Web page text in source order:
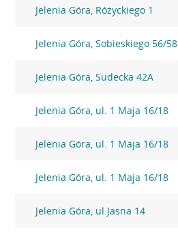
Jelenia Góra, Różyckiego 1
Jelenia Góra, Sobieskiego 56/58
Jelenia Góra, Sudecka 42A
Jelenia Góra, ul. 1 Maja 16/18
Jelenia Góra, ul. 1 Maja 16/18
Jelenia Góra, ul. 1 Maja 16/18
Jelenia Góra, ul Jasna 14